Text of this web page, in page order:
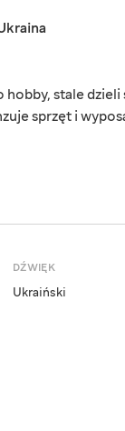
stale
sprzęt i
DŹWIĘK
Ukraiński